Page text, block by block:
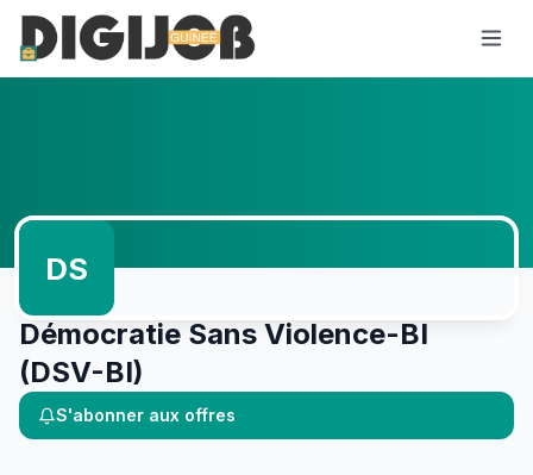
DS
Démocratie Sans Violence-BI
(DSV-BI)
S'abonner aux offres